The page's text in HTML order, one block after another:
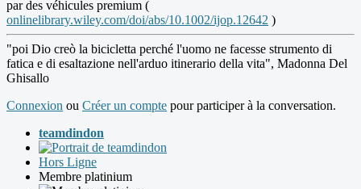
par des véhicules premium (
onlinelibrary.wiley.com/doi/abs/10.1002/ijop.12642 )
"poi Dio creò la bicicletta perché l'uomo ne facesse strumento di
fatica e di esaltazione nell'arduo itinerario della vita", Madonna Del
Ghisallo
Connexion ou Créer un compte pour participer à la conversation.
teamdindon
Hors Ligne
Membre platinium